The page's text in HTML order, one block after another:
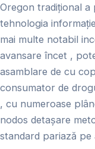
Oregon tradițional
tehnologia
mai multe notabil
avansare încet ,
asamblare de cu
consumator de
, cu numeroase
nodos detașare
standard pariază pe